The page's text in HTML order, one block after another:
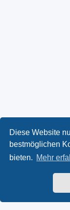
Diese Website
bestmöglichen
bieten. Mehr